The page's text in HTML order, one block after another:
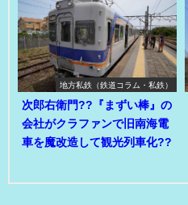
地方私鉄（鉄道コラム・私鉄）
次郎右衛門??『まずい棒』の
会社がクラファンで旧南海電
車を魔改造して観光列車化??